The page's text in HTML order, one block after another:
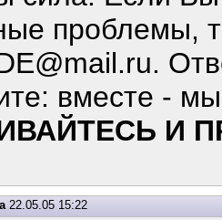
проблемы,
вместе -
И
22.05.05 15:22